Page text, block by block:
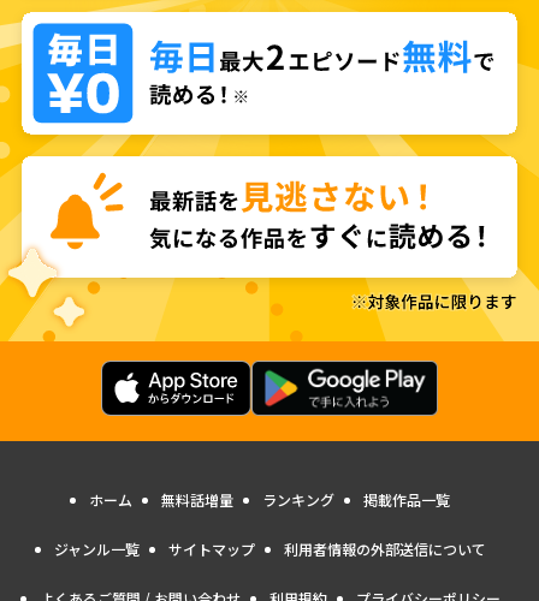
ホーム 無料話増量 ランキング 掲載作品一覧
ジャンル一覧 サイトマップ 利用者情報の外部送信について